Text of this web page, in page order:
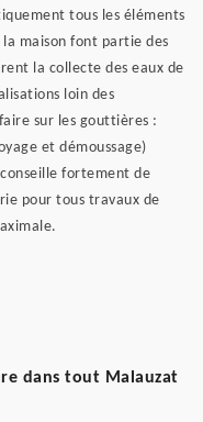
tous les éléments
maison font partie des
la collecte des eaux de
loin des
sur les gouttières :
et démoussage)
fortement de
pour tous travaux de
dans tout Malauzat